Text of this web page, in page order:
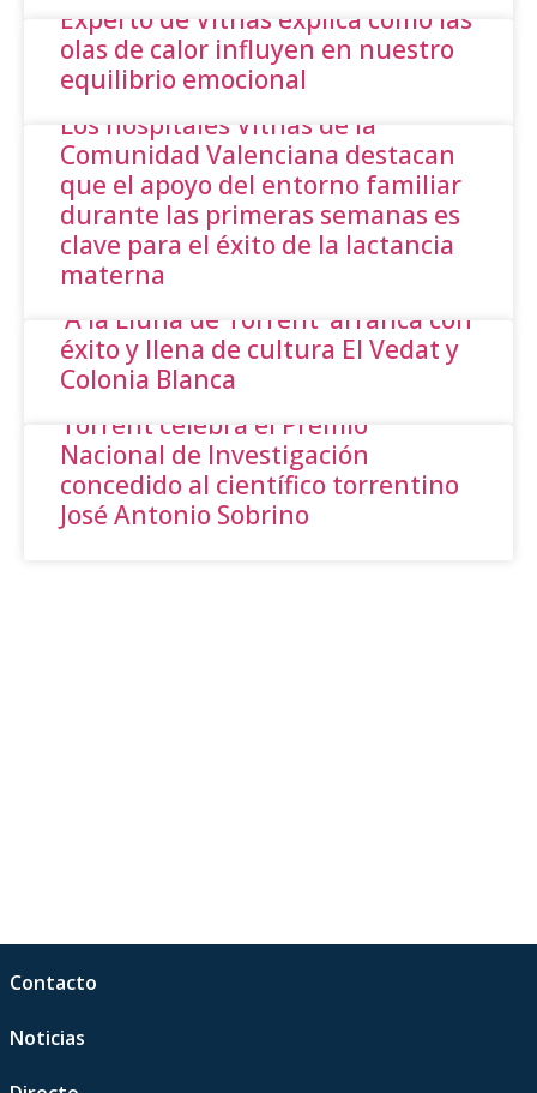
Experto de Vithas explica cómo las
olas de calor influyen en nuestro
equilibrio emocional
Los hospitales Vithas de la
Comunidad Valenciana destacan
que el apoyo del entorno familiar
durante las primeras semanas es
clave para el éxito de la lactancia
materna
‘A la Lluna de Torrent’ arranca con
éxito y llena de cultura El Vedat y
Colonia Blanca
Torrent celebra el Premio
Nacional de Investigación
concedido al científico torrentino
José Antonio Sobrino
Contacto
Noticias